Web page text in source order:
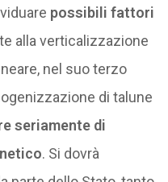
possibili fattori
alla verticalizzazione
nel suo terzo
di talune
seriamente di
. Si dovrà